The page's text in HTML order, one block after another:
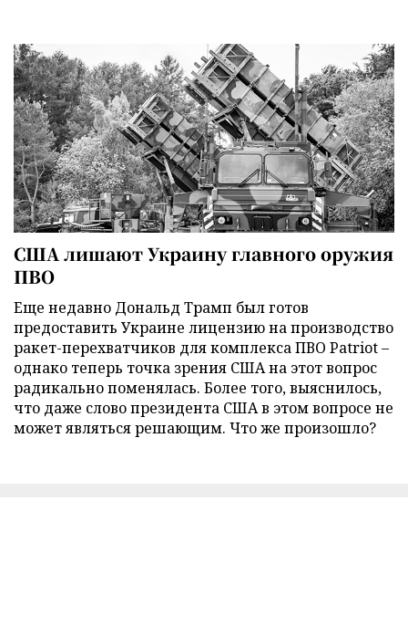
США лишают Украину главного оружия
ПВО
Еще недавно Дональд Трамп был готов
предоставить Украине лицензию на производство
ракет-перехватчиков для комплекса ПВО Patriot –
однако теперь точка зрения США на этот вопрос
радикально поменялась. Более того, выяснилось,
что даже слово президента США в этом вопросе не
может являться решающим. Что же произошло?